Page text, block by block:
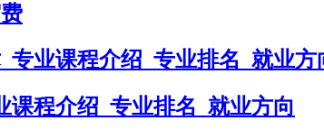
业课程介绍_专业排名_就业方
程介绍_专业排名_就业方向